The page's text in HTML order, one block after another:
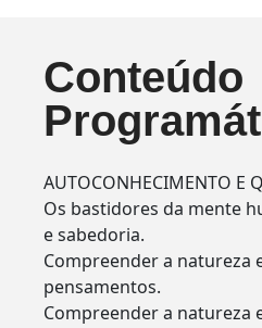
Conteúdo
AUTOCONHECIMENTO E
Os bastidores da mente
e sabedoria.
Compreender a natureza
pensamentos.
Compreender a natureza